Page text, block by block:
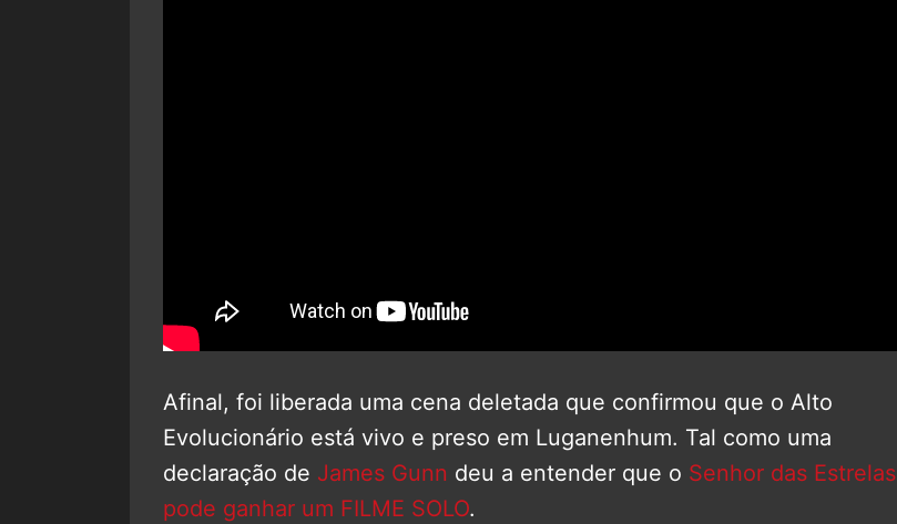
Afinal, foi liberada uma cena deletada que confirmou que o Alto
Evolucionário está vivo e preso em Luganenhum. Tal como uma
declaração de James Gunn deu a entender que o Senhor das Estrelas
pode ganhar um FILME SOLO.